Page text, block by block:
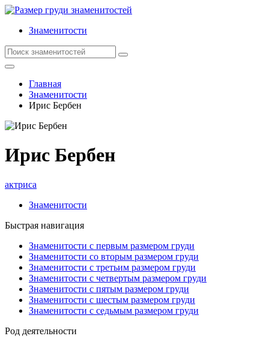
Знаменитости
Главная
Знаменитости
Ирис Бербен
Ирис Бербен
актриса
Знаменитости
Быстрая навигация
Знаменитости с первым размером груди
Знаменитости со вторым размером груди
Знаменитости с третьим размером груди
Знаменитости с четвертым размером груди
Знаменитости с пятым размером груди
Знаменитости с шестым размером груди
Знаменитости с седьмым размером груди
Род деятельности